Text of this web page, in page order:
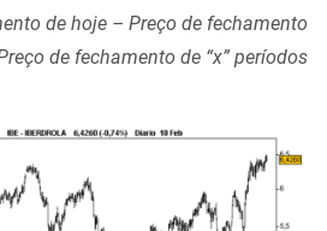
de hoje – Preço de fechamento
de fechamento de “x” períodos